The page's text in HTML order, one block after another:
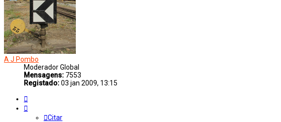
A J Pombo
Moderador Global
Mensagens: 7553
Registado:03 jan 2009, 13:15
Citar